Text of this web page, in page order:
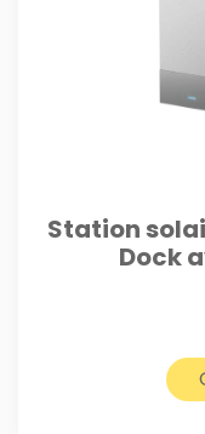
Station
Dock